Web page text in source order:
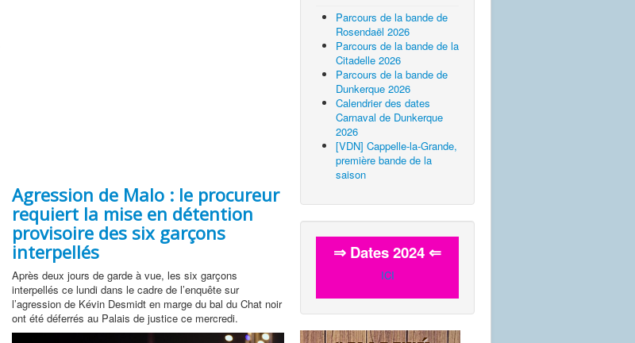
Agression de Malo : le procureur
requiert la mise en détention
provisoire des six garçons
interpellés
Après deux jours de garde à vue, les six garçons
interpellés ce lundi dans le cadre de l’enquête sur
l’agression de Kévin Desmidt en marge du bal du Chat noir
ont été déferrés au Palais de justice ce mercredi.
Parcours de la bande de
Rosendaël 2026
Parcours de la bande de la
Citadelle 2026
Parcours de la bande de
Dunkerque 2026
Calendrier des dates
Carnaval de Dunkerque
2026
[VDN] Cappelle-la-Grande,
première bande de la
saison
⇒ Dates 2024 ⇐
ICI